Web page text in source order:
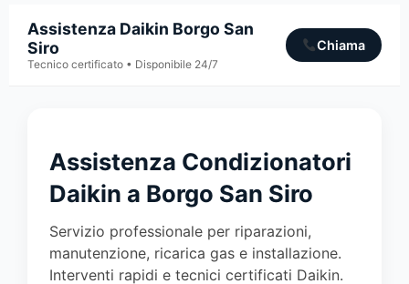
Assistenza Daikin Borgo San
Siro
Tecnico certificato • Disponibile 24/7
Chiama
Assistenza Condizionatori
Daikin a Borgo San Siro
Servizio professionale per riparazioni,
manutenzione, ricarica gas e installazione.
Interventi rapidi e tecnici certificati Daikin.